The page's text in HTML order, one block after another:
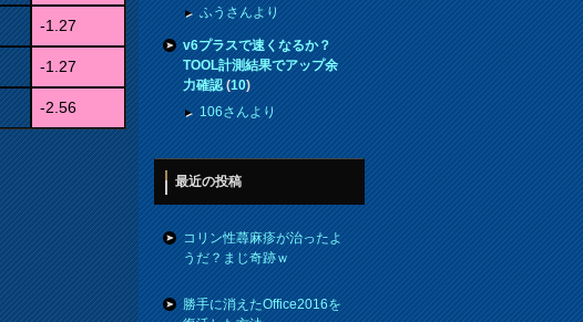
-1.27
-1.27
-2.56
ふうさんより
v6プラスで速くなるか？
TOOL計測結果でアップ余
力確認(10)
106さんより
最近の投稿
コリン性蕁麻疹が治ったよ
うだ？まじ奇跡ｗ
勝手に消えたOffice2016を